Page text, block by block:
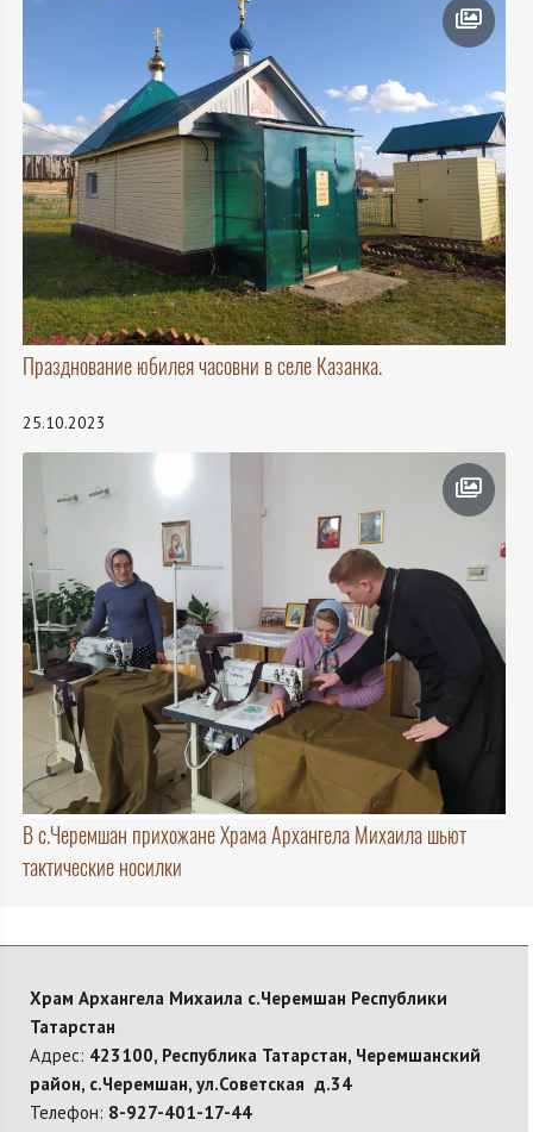
Празднование юбилея часовни в селе Казанка.
25.10.2023
В с.Черемшан прихожане Храма Архангела Михаила шьют
тактические носилки
Храм Архангела Михаила с.Черемшан Республики
Татарстан
Адрес: 423100, Республика Татарстан, Черемшанский
район, с.Черемшан, ул.Советская д.34
Телефон: 8-927-401-17-44